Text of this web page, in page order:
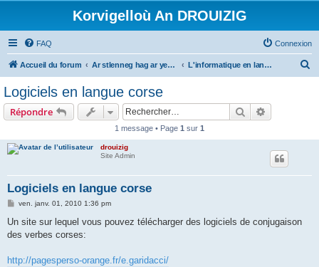
Korvigelloù An DROUIZIG
FAQ Connexion
Accueil du forum Ar stlenneg hag ar yezhoù bihan er bed a-bezh L'informatique en langues régionales et minoritaires
Logiciels en langue corse
Répondre Rechercher
1 message • Page 1 sur 1
drouizig
Site Admin
Logiciels en langue corse
M
s
a
ven. janv. 01, 2010 1:36 pm
Un site sur lequel vous pouvez télécharger des logiciels de conjugaison
des verbes corses:
http://pagesperso-orange.fr/e.garidacci/